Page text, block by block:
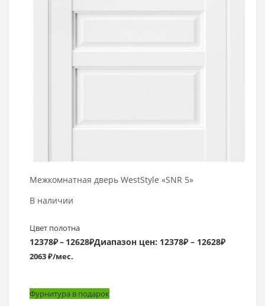
Межкомнатная дверь WestStyle «SNR 5»
В наличии
Цвет полотна
12378₽– 12628₽Диапазон цен: 12378₽ – 12628₽
2063 ₽/мес.
Фурнитура в подарок